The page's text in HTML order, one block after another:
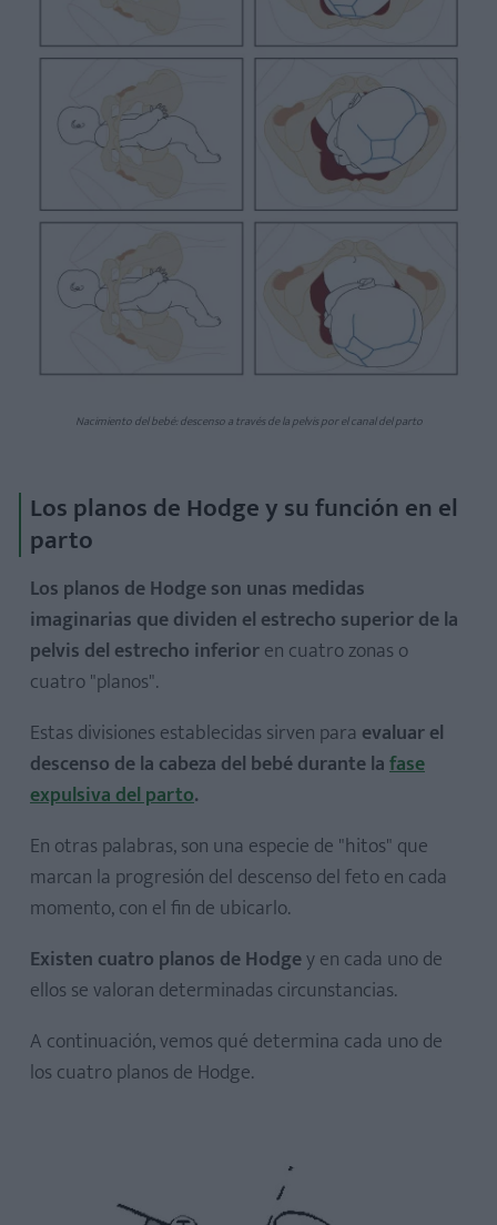
Nacimiento del bebé: descenso a través de la pelvis por el canal del parto
Los planos de Hodge y su función en el
parto
Los planos de Hodge son unas medidas
imaginarias que dividen el estrecho superior de la
pelvis del estrecho inferioren cuatro zonas o
cuatro "planos".
Estas divisiones establecidas sirven para evaluar el
descenso de la cabeza del bebé durante lafase
expulsiva del parto.
En otras palabras, son una especie de "hitos" que
marcan la progresión del descenso del feto en cada
momento, con el fin de ubicarlo.
Existen cuatro planos de Hodgey en cada uno de
ellos se valoran determinadas circunstancias.
A continuación, vemos qué determina cada uno de
los cuatro planos de Hodge.